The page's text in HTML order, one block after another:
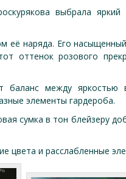
выбрала
её наряда. Его
оттенок розового
баланс между
элементы гардероба.
сумка в тон блейзеру
цвета и расслабленные